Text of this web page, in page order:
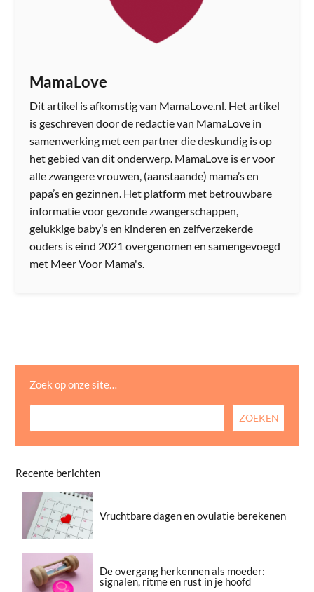
MamaLove
Dit artikel is afkomstig van MamaLove.nl. Het artikel
is geschreven door de redactie van MamaLove in
samenwerking met een partner die deskundig is op
het gebied van dit onderwerp. MamaLove is er voor
alle zwangere vrouwen, (aanstaande) mama’s en
papa’s en gezinnen. Het platform met betrouwbare
informatie voor gezonde zwangerschappen,
gelukkige baby’s en kinderen en zelfverzekerde
ouders is eind 2021 overgenomen en samengevoegd
met Meer Voor Mama's.
Zoek op onze site…
Recente berichten
Vruchtbare dagen en ovulatie berekenen
De overgang herkennen als moeder:
signalen, ritme en rust in je hoofd